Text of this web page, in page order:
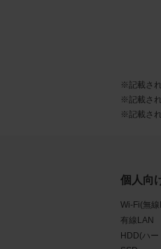
※記載さ
※記載さ
※記載さ
個人向
Wi-Fi(無
有線LAN
HDD(ハー